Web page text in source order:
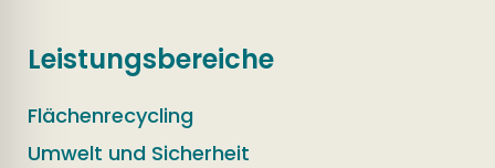
Leistungsbereiche
Flächenrecycling
Umwelt und Sicherheit